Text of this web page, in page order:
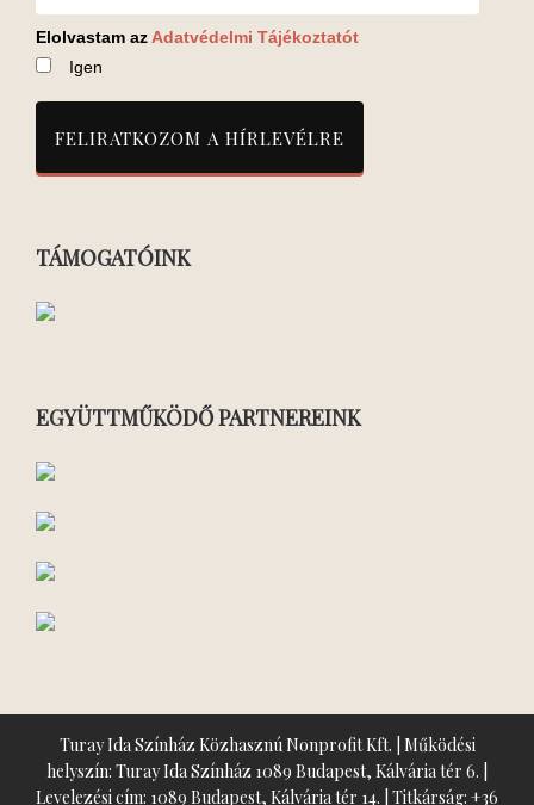
Elolvastam azAdatvédelmi Tájékoztatót
Igen
TÁMOGATÓINK
EGYÜTTMŰKÖDŐ PARTNEREINK
Turay Ida Színház Közhasznú Nonprofit Kft. | Működési
helyszín: Turay Ida Színház 1089 Budapest, Kálvária tér 6. |
Levelezési cím: 1089 Budapest, Kálvária tér 14. | Titkárság: +36